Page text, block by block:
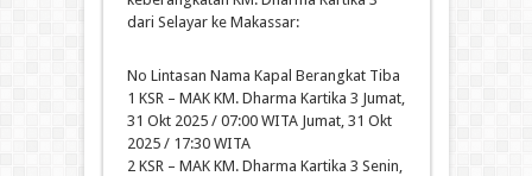
dari Selayar ke Makassar:
No Lintasan Nama Kapal Berangkat Tiba
1 KSR – MAK KM. Dharma Kartika 3 Jumat,
31 Okt 2025 / 07:00 WITA Jumat, 31 Okt
2025 / 17:30 WITA
2 KSR – MAK KM. Dharma Kartika 3 Senin,